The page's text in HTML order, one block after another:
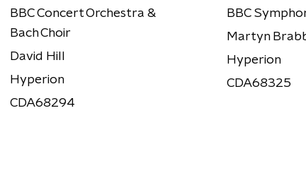
BBC Concert Orchestra &
Bach Choir
David Hill
Hyperion
CDA68294
BBC
Martyn
Hyperion
CDA68325